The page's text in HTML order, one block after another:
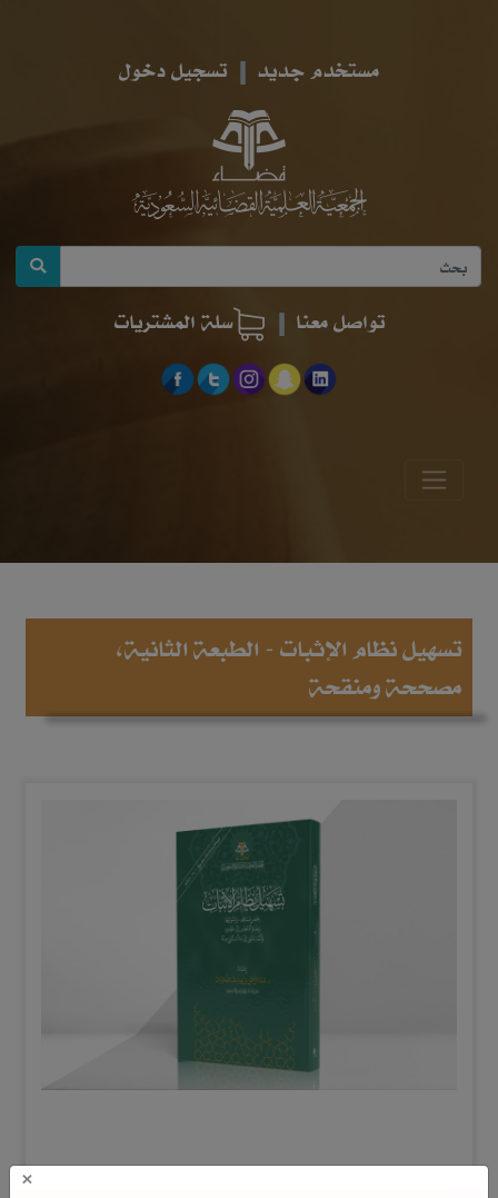
مستخدم جديد تسجيل دخول
تواصل معنا سلة المشتريات
تسهيل نظام الإثبات - الطبعة الثانية،
مصححة ومنقحة
×